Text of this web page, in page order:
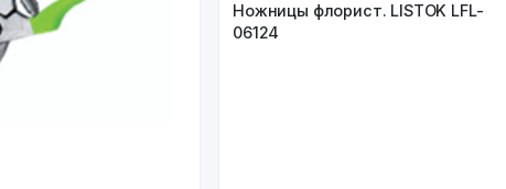
Ножницы флорист. LISTOK LFL-
06124